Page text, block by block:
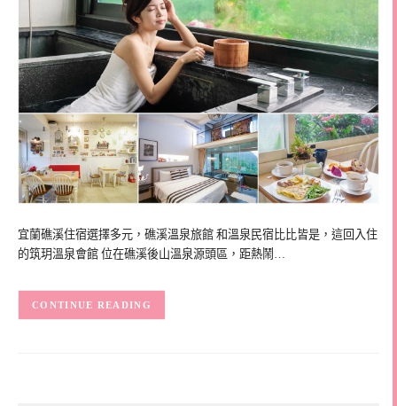
宜蘭礁溪住宿選擇多元，礁溪溫泉旅館 和溫泉民宿比比皆是，這回入住
的筑玥溫泉會館 位在礁溪後山溫泉源頭區，距熱鬧…
CONTINUE READING